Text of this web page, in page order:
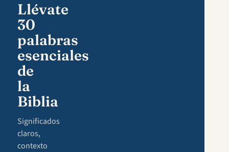
Llévate
30
palabras
esenciales
de
la
Biblia
Significados
claros,
contexto